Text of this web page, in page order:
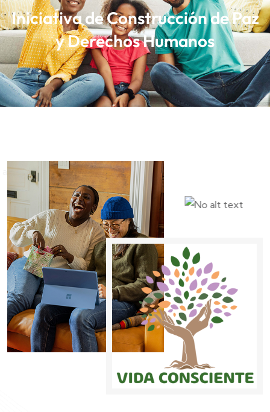
Iniciativa de Construcción de Paz
y Derechos Humanos